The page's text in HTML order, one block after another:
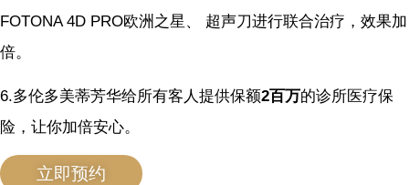
FOTONA 4D PRO欧洲之星、 超声刀进行联合治疗，效果加
倍。
6.多伦多美蒂芳华给所有客人提供保额2百万的诊所医疗保
险，让你加倍安心。
立即预约